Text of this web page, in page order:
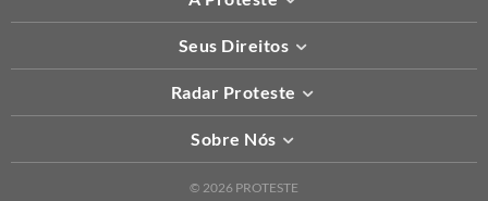
Seus Direitos
Radar Proteste
Sobre Nós
© 2026 PROTESTE